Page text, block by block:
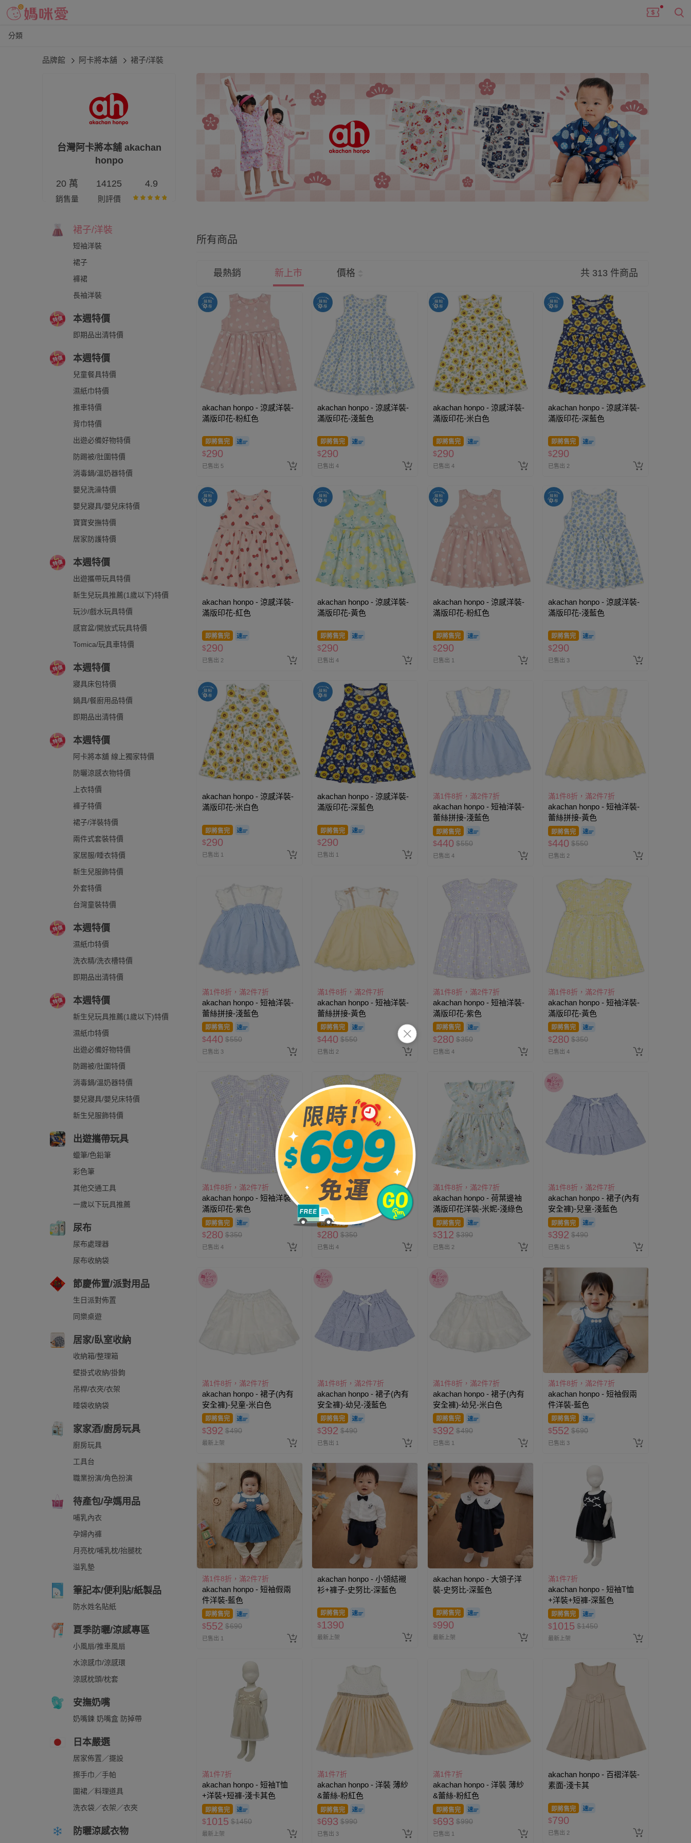
分類
品牌館 阿卡將本舖 裙子/洋裝
台灣阿卡將本舖 akachan
honpo
20 萬
銷售量
14125
則評價
4.9
裙子/洋裝
短袖洋裝
裙子
褲裙
長袖洋裝
本週特價
即期品出清特價
本週特價
兒童餐具特價
濕紙巾特價
推車特價
背巾特價
出遊必備好物特價
防踢被/肚圍特價
消毒鍋/溫奶器特價
嬰兒洗澡特價
嬰兒寢具/嬰兒床特價
寶寶安撫特價
居家防護特價
本週特價
出遊攜帶玩具特價
新生兒玩具推薦(1歲以下)特價
玩沙/戲水玩具特價
感官盆/開放式玩具特價
Tomica/玩具車特價
本週特價
寢具床包特價
鍋具/餐廚用品特價
即期品出清特價
本週特價
阿卡將本舖 線上獨家特價
防曬涼感衣物特價
上衣特價
褲子特價
裙子/洋裝特價
兩件式套裝特價
家居服/睡衣特價
新生兒服飾特價
外套特價
台灣童裝特價
本週特價
濕紙巾特價
洗衣精/洗衣槽特價
即期品出清特價
本週特價
新生兒玩具推薦(1歲以下)特價
濕紙巾特價
出遊必備好物特價
防踢被/肚圍特價
消毒鍋/溫奶器特價
嬰兒寢具/嬰兒床特價
新生兒服飾特價
出遊攜帶玩具
蠟筆/色鉛筆
彩色筆
其他交通工具
一歲以下玩具推薦
尿布
尿布處理器
尿布收納袋
節慶佈置/派對用品
生日派對佈置
同樂桌遊
居家/臥室收納
收納箱/整理箱
壁掛式收納/掛鉤
吊桿/衣夾/衣架
睡袋收納袋
家家酒/廚房玩具
廚房玩具
工具台
職業扮演/角色扮演
待產包/孕媽用品
哺乳內衣
孕婦內褲
月亮枕/哺乳枕/抬腿枕
溢乳墊
筆記本/便利貼/紙製品
防水姓名貼紙
夏季防曬/涼感專區
小風扇/推車風扇
水涼感巾/涼感環
涼感枕頭/枕套
安撫奶嘴
奶嘴鍊 奶嘴盒 防掉帶
日本嚴選
居家佈置／擺設
擦手巾／手帕
圍裙／料理道具
洗衣袋／衣架／衣夾
防曬涼感衣物
所有商品
最熱銷 新上市 價格 共 313 件商品
akachan honpo - 涼感洋裝-
滿版印花-粉紅色
即將售完
$290
已售出 5
akachan honpo - 涼感洋裝-
滿版印花-淺藍色
即將售完
$290
已售出 4
akachan honpo - 涼感洋裝-
滿版印花-米白色
即將售完
$290
已售出 4
akachan honpo - 涼感洋裝-
滿版印花-深藍色
即將售完
$290
已售出 2
akachan honpo - 涼感洋裝-
滿版印花-紅色
即將售完
$290
已售出 2
akachan honpo - 涼感洋裝-
滿版印花-黃色
即將售完
$290
已售出 4
akachan honpo - 涼感洋裝-
滿版印花-粉紅色
即將售完
$290
已售出 1
akachan honpo - 涼感洋裝-
滿版印花-淺藍色
即將售完
$290
已售出 3
akachan honpo - 涼感洋裝-
滿版印花-米白色
即將售完
$290
已售出 1
akachan honpo - 涼感洋裝-
滿版印花-深藍色
即將售完
$290
已售出 1
滿1件8折，滿2件7折
akachan honpo - 短袖洋裝-
蕾絲拼接-淺藍色
即將售完
$440 $550
已售出 4
滿1件8折，滿2件7折
akachan honpo - 短袖洋裝-
蕾絲拼接-黃色
即將售完
$440 $550
已售出 2
滿1件8折，滿2件7折
akachan honpo - 短袖洋裝-
蕾絲拼接-淺藍色
即將售完
$440 $550
已售出 3
滿1件8折，滿2件7折
akachan honpo - 短袖洋裝-
蕾絲拼接-黃色
即將售完
$440 $550
已售出 2
滿1件8折，滿2件7折
akachan honpo - 短袖洋裝-
滿版印花-紫色
即將售完
$280 $350
已售出 4
滿1件8折，滿2件7折
akachan honpo - 短袖洋裝-
滿版印花-黃色
即將售完
$280 $350
已售出 4
滿1件8折，滿2件7折
akachan honpo - 短袖洋裝-
滿版印花-紫色
即將售完
$280 $350
已售出 4
滿1件8折，滿2件7折
akachan honpo - 短袖洋裝-
滿版印花-黃色
即將售完
$280 $350
已售出 4
滿1件8折，滿2件7折
akachan honpo - 荷葉邊袖
滿版印花洋裝-米妮-淺綠色
即將售完
$312 $390
已售出 2
滿1件8折，滿2件7折
akachan honpo - 裙子(內有
安全褲)-兒童-淺藍色
即將售完
$392 $490
已售出 5
滿1件8折，滿2件7折
akachan honpo - 裙子(內有
安全褲)-兒童-米白色
即將售完
$392 $490
最新上架
滿1件8折，滿2件7折
akachan honpo - 裙子(內有
安全褲)-幼兒-淺藍色
即將售完
$392 $490
已售出 1
滿1件8折，滿2件7折
akachan honpo - 裙子(內有
安全褲)-幼兒-米白色
即將售完
$392 $490
已售出 1
滿1件8折，滿2件7折
akachan honpo - 短袖假兩
件洋裝-藍色
即將售完
$552 $690
已售出 3
滿1件8折，滿2件7折
akachan honpo - 短袖假兩
件洋裝-藍色
即將售完
$552 $690
已售出 1
akachan honpo - 小領結襯
衫+褲子-史努比-深藍色
即將售完
$1390
最新上架
akachan honpo - 大領子洋
裝-史努比-深藍色
即將售完
$990
最新上架
滿1件7折
akachan honpo - 短袖T恤
+洋裝+短褲-深藍色
即將售完
$1015 $1450
最新上架
滿1件7折
akachan honpo - 短袖T恤
+洋裝+短褲-淺卡其色
即將售完
$1015 $1450
最新上架
滿1件7折
akachan honpo - 洋裝 薄紗
&蕾絲-粉紅色
即將售完
$693 $990
已售出 3
滿1件7折
akachan honpo - 洋裝 薄紗
&蕾絲-粉紅色
即將售完
$693 $990
已售出 1
akachan honpo - 百褶洋裝-
素面-淺卡其
即將售完
$790
已售出 2